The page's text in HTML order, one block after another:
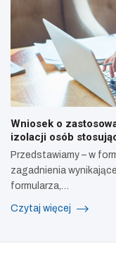
Wniosek o
izolacji osób
Przedstawiamy – w
zagadnienia
formularza,…
Czytaj więcej